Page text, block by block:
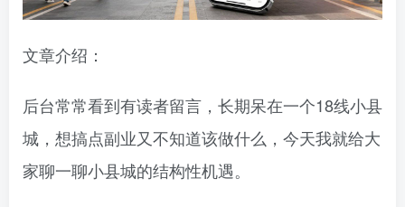
文章介绍：
后台常常看到有读者留言，长期呆在一个18线小县
城，想搞点副业又不知道该做什么，今天我就给大
家聊一聊小县城的结构性机遇。